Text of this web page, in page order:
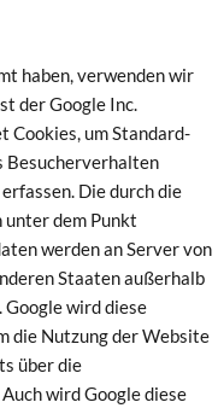
haben, verwenden wir
der Google Inc.
Cookies, um Standard-
Besucherverhalten
Die durch die
unter dem Punkt
werden an Server von
Staaten außerhalb
wird diese
die Nutzung der Website
über die
wird Google diese